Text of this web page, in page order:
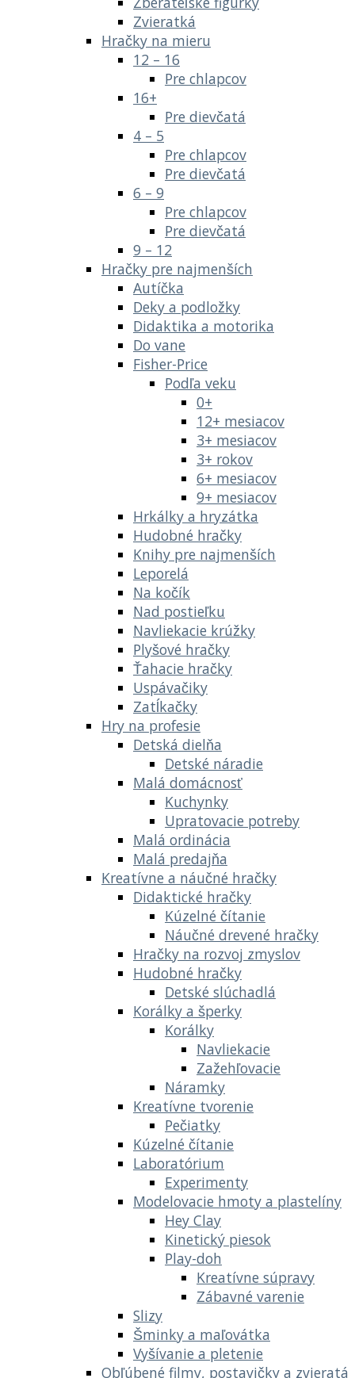
Zvieratká
Hračky na mieru
12 – 16
Pre chlapcov
16+
Pre dievčatá
4 – 5
Pre chlapcov
Pre dievčatá
6 – 9
Pre chlapcov
Pre dievčatá
9 – 12
Hračky pre najmenších
Autíčka
Deky a podložky
Didaktika a motorika
Do vane
Fisher-Price
Podľa veku
0+
12+ mesiacov
3+ mesiacov
3+ rokov
6+ mesiacov
9+ mesiacov
Hrkálky a hryzátka
Hudobné hračky
Knihy pre najmenších
Leporelá
Na kočík
Nad postieľku
Navliekacie krúžky
Plyšové hračky
Ťahacie hračky
Uspávačiky
Zatĺkačky
Hry na profesie
Detská dielňa
Detské náradie
Malá domácnosť
Kuchynky
Upratovacie potreby
Malá ordinácia
Malá predajňa
Kreatívne a náučné hračky
Didaktické hračky
Kúzelné čítanie
Náučné drevené hračky
Hračky na rozvoj zmyslov
Hudobné hračky
Detské slúchadlá
Korálky a šperky
Korálky
Navliekacie
Zažehľovacie
Náramky
Kreatívne tvorenie
Pečiatky
Kúzelné čítanie
Laboratórium
Experimenty
Modelovacie hmoty a plastelíny
Hey Clay
Kinetický piesok
Play-doh
Kreatívne súpravy
Zábavné varenie
Slizy
Šminky a maľovátka
Vyšívanie a pletenie
Obľúbené filmy, postavičky a zvieratá